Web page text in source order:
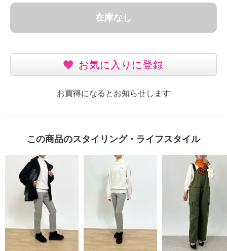
在庫なし
お気に入りに登録
お買得になるとお知らせします
この商品のスタイリング・ライフスタイル